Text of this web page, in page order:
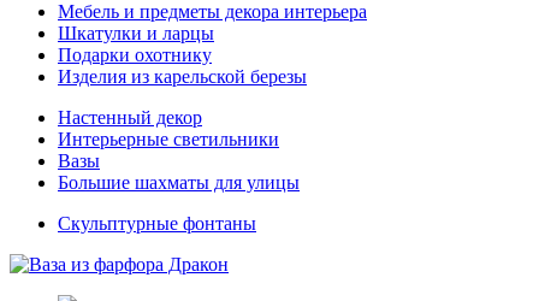
Мебель и предметы декора интерьера
Шкатулки и ларцы
Подарки охотнику
Изделия из карельской березы
Настенный декор
Интерьерные светильники
Вазы
Большие шахматы для улицы
Скульптурные фонтаны